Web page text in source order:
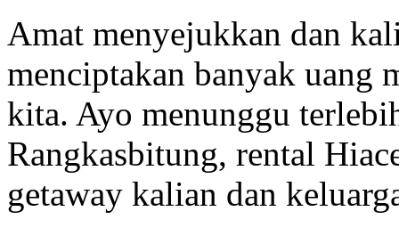
Amat menyejukkan dan
menciptakan banyak uang
kita. Ayo menunggu
Rangkasbitung, rental
getaway kalian dan